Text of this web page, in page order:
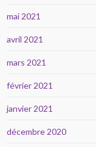
mai 2021
avril 2021
mars 2021
février 2021
janvier 2021
décembre 2020